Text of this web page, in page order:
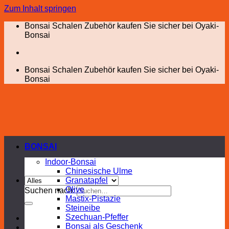
Zum Inhalt springen
Bonsai Schalen Zubehör kaufen Sie sicher bei Oyaki-
Bonsai
Bonsai Schalen Zubehör kaufen Sie sicher bei Oyaki-
Bonsai
Suchen nach:
BONSAI
Indoor-Bonsai
Chinesische Ulme
Granatapfel
Olive
Mastix-Pistazie
Steineibe
Szechuan-Pfeffer
Bonsai als Geschenk